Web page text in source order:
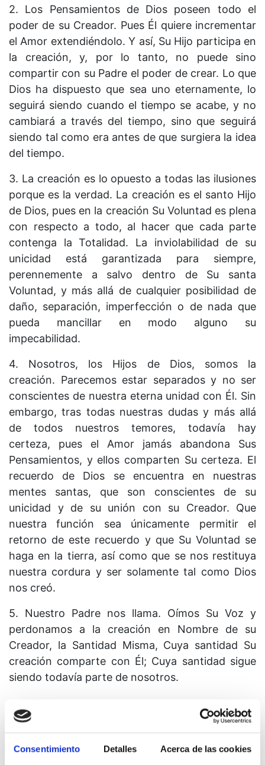
Consentimiento Detalles Acerca de las cookies
2. Los Pensamientos de Dios poseen todo el
poder de su Creador. Pues Él quiere incrementar
el Amor extendiéndolo. Y así, Su Hijo participa en
la creación, y, por lo tanto, no puede sino
compartir con su Padre el poder de crear. Lo que
Dios ha dispuesto que sea uno eternamente, lo
seguirá siendo cuando el tiempo se acabe, y no
cambiará a través del tiempo, sino que seguirá
siendo tal como era antes de que surgiera la idea
del tiempo.
3. La creación es lo opuesto a todas las ilusiones
porque es la verdad. La creación es el santo Hijo
de Dios, pues en la creación Su Voluntad es plena
con respecto a todo, al hacer que cada parte
contenga la Totalidad. La inviolabilidad de su
unicidad está garantizada para siempre,
perennemente a salvo dentro de Su santa
Voluntad, y más allá de cualquier posibilidad de
daño, separación, imperfección o de nada que
pueda mancillar en modo alguno su
impecabilidad.
4. Nosotros, los Hijos de Dios, somos la
creación. Parecemos estar separados y no ser
conscientes de nuestra eterna unidad con Él. Sin
embargo, tras todas nuestras dudas y más allá
de todos nuestros temores, todavía hay
certeza, pues el Amor jamás abandona Sus
Pensamientos, y ellos comparten Su certeza. El
recuerdo de Dios se encuentra en nuestras
mentes santas, que son conscientes de su
unicidad y de su unión con su Creador. Que
nuestra función sea únicamente permitir el
retorno de este recuerdo y que Su Voluntad se
haga en la tierra, así como que se nos restituya
nuestra cordura y ser solamente tal como Dios
nos creó.
5. Nuestro Padre nos llama. Oímos Su Voz y
perdonamos a la creación en Nombre de su
Creador, la Santidad Misma, Cuya santidad Su
creación comparte con Él; Cuya santidad sigue
siendo todavía parte de nosotros.
Lección 326